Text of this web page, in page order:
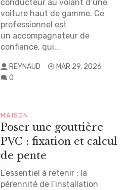
conducteur au volant d’une
voiture haut de gamme. Ce
professionnel est
un accompagnateur de
confiance, qui...
REYNAUD
MAR 29, 2026
0
MAISON
Poser une gouttière
PVC : fixation et calcul
de pente
L’essentiel à retenir : la
pérennité de l’installation